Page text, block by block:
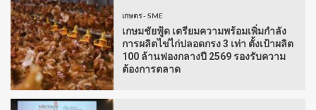
เกษตร - SME
เกษมชัยฟู้ด เตรียมความพร้อมเพิ่มกำลัง
การผลิตไข่ไก่ปลอดกรง 3 เท่า ตั้งเป้าผลิต
100 ล้านฟองกลางปี 2569 รองรับความ
ต้องการตลาด